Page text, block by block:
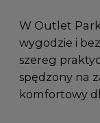
W Outlet
wygodzie i
szereg
spędzony na
komfortowy